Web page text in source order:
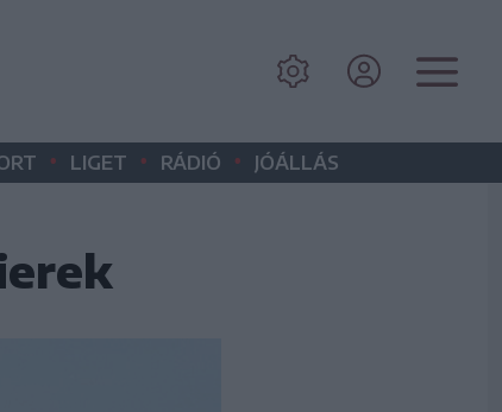
• LIGET • RÁDIÓ • JÓÁLLÁS